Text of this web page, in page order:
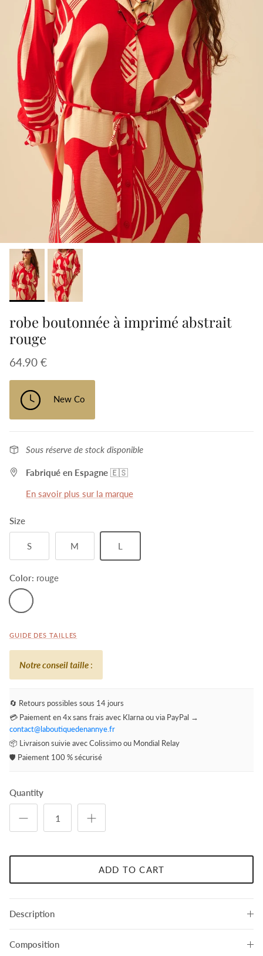
robe boutonnée à imprimé abstrait
rouge
64.90 €
New Co
Sous réserve de stock disponible
Fabriqué en Espagne 🇪🇸
En savoir plus sur la marque
Size
S M L
Color: rouge
rouge
GUIDE DES TAILLES
Notre conseil taille :
🔄 Retours possibles sous 14 jours
💳 Paiement en 4x sans frais avec Klarna ou via PayPal →
contact@laboutiquedenannye.fr
📦 Livraison suivie avec Colissimo ou Mondial Relay
🛡️ Paiement 100 % sécurisé
Quantity
ADD TO CART
Description
Composition